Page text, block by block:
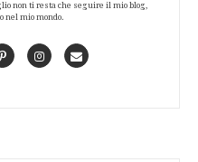
non ti resta che seguire il mio blog,
nel mio mondo.
PinterestInstagramContact